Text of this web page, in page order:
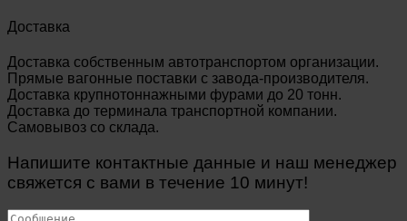
Доставка
Доставка собственным автотранспортом организации.
Прямые вагонные поставки с завода-производителя.
Доставка крупнотоннажными фурами до 20 тонн.
Доставка до терминала транспортной компании.
Самовывоз со склада.
Напишите контактные данные и наш менеджер
свяжется с вами в течение 10 минут!